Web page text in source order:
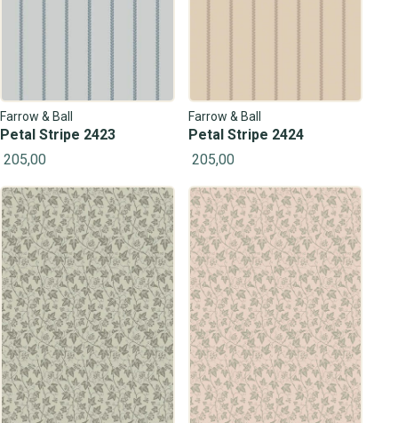
Farrow & Ball
Petal Stripe 2423
205,00
Farrow & Ball
Petal Stripe 2424
205,00